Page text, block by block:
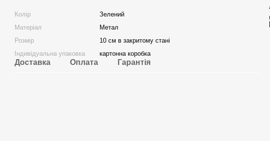
Колір
Зелений
Матеріал
Метал
Розмір
10 см в закритому стані
Індивідуальна упаковка
картонна коробка
Доставка Оплата Гарантія